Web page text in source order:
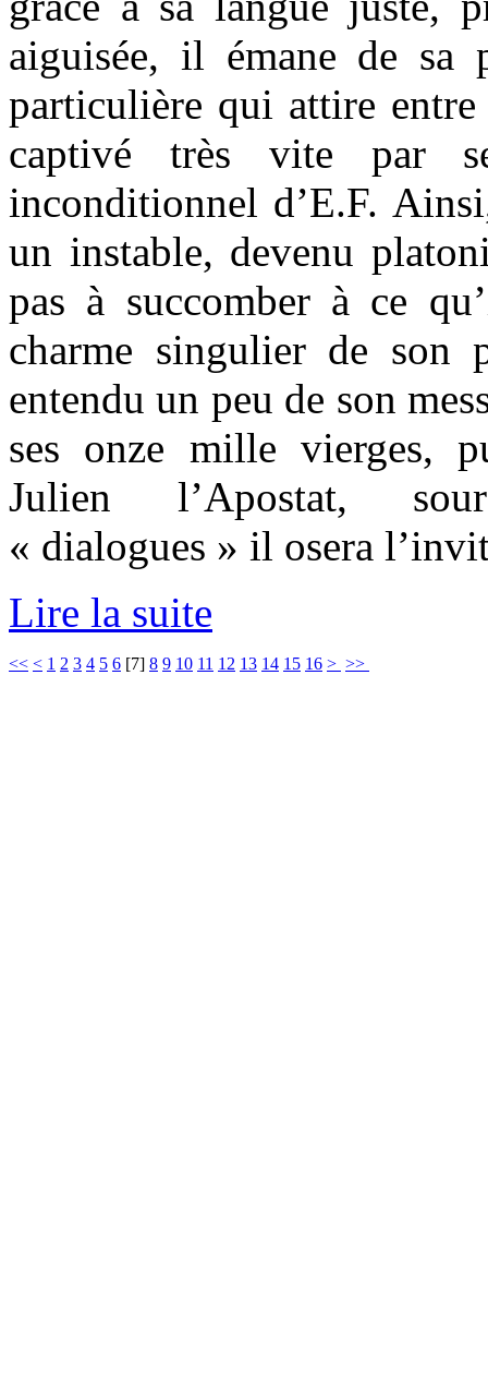
aiguisée, il émane de sa
particulière qui attire
captivé très vite par
inconditionnel d’E.F.
un instable, devenu
pas à succomber à ce
charme singulier de son
entendu un peu de son
ses onze mille vierges,
Julien l’Apostat,
« dialogues » il osera
Lire la suite
<< < 1 2 3 4 5 6 [7] 8 9 10 11 12 13 14 15 16 > >>